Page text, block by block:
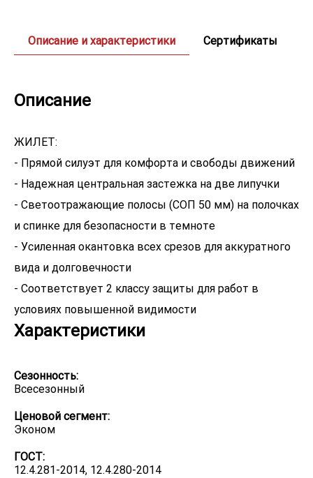
Описание и характеристики Сертификаты
Описание
ЖИЛЕТ:
- Прямой силуэт для комфорта и свободы движений
- Надежная центральная застежка на две липучки
- Светоотражающие полосы (СОП 50 мм) на полочках
и спинке для безопасности в темноте
- Усиленная окантовка всех срезов для аккуратного
вида и долговечности
- Соответствует 2 классу защиты для работ в
условиях повышенной видимости
Характеристики
Сезонность:
Всесезонный
Ценовой сегмент:
Эконом
ГОСТ:
12.4.281-2014, 12.4.280-2014